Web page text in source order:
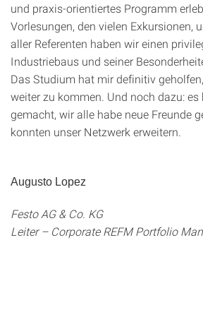
und praxis-orientiertes Programm
Vorlesungen, den vielen Exkursionen,
aller Referenten haben wir einen
Industriebaus und seiner
Das Studium hat mir definitiv
weiter zu kommen. Und noch dazu:
gemacht, wir alle habe neue Freunde
konnten unser Netzwerk erweitern.
Augusto Lopez
Festo AG & Co. KG
Leiter – Corporate REFM Portfolio